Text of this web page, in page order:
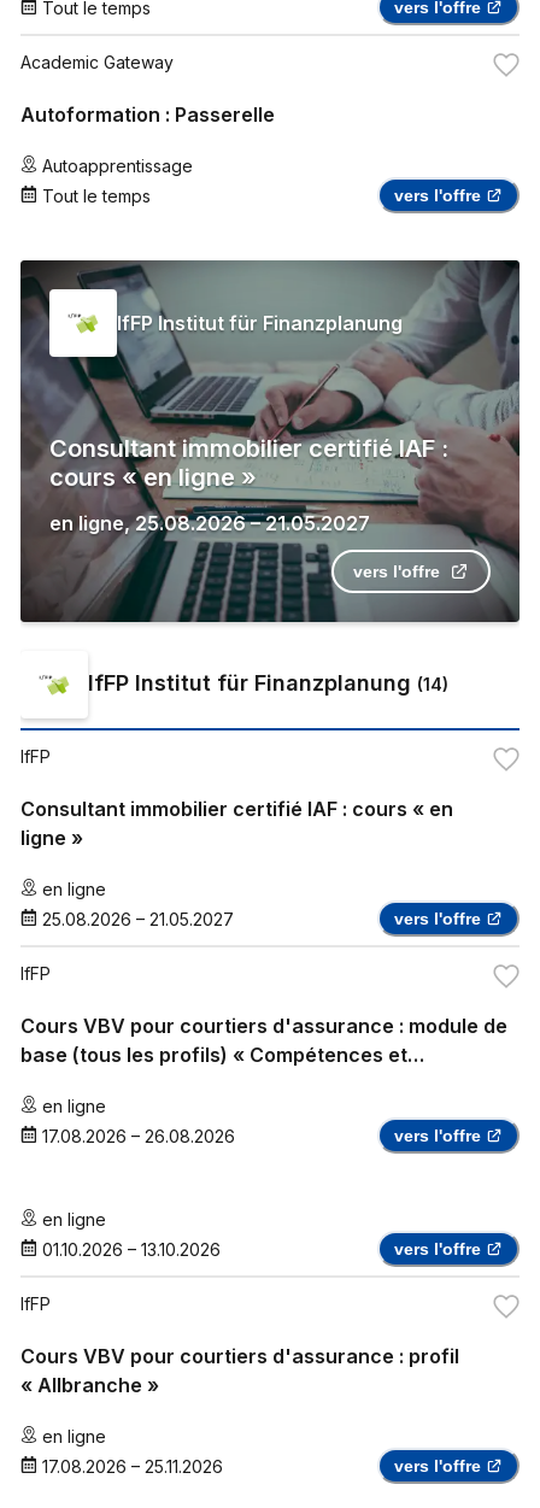
Tout le temps
vers l'offre
Academic Gateway
Autoformation : Passerelle
Autoapprentissage
Tout le temps
vers l'offre
IfFP Institut für Finanzplanung
Consultant immobilier certifié IAF :
cours « en ligne »
en ligne,25.08.2026–21.05.2027
vers l'offre
IfFP Institut für Finanzplanung (14)
IfFP
Consultant immobilier certifié IAF : cours « en
ligne »
en ligne
25.08.2026 – 21.05.2027 vers l'offre
IfFP
Cours VBV pour courtiers d'assurance : module de
base (tous les profils) « Compétences et
en ligne
17.08.2026 – 26.08.2026 vers l'offre
en ligne
01.10.2026 – 13.10.2026 vers l'offre
IfFP
Cours VBV pour courtiers d'assurance : profil
« Allbranche »
en ligne
17.08.2026 – 25.11.2026 vers l'offre